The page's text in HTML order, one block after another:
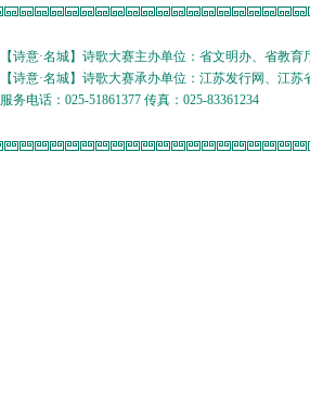
【诗意·名城】诗歌大赛主办单位：省文明办、省教
【诗意·名城】诗歌大赛承办单位：江苏发行网、江
服务电话：025-51861377 传真：025-83361234